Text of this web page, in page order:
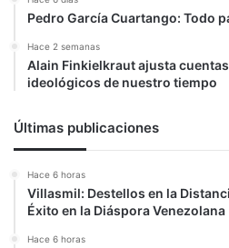
Pedro García Cuartango: Todo
Hace 2 semanas
Alain Finkielkraut ajusta
ideológicos de nuestro tiempo
Últimas publicaciones
Hace 6 horas
Villasmil: Destellos en la
Éxito en la Diáspora Venezolana
Hace 6 horas